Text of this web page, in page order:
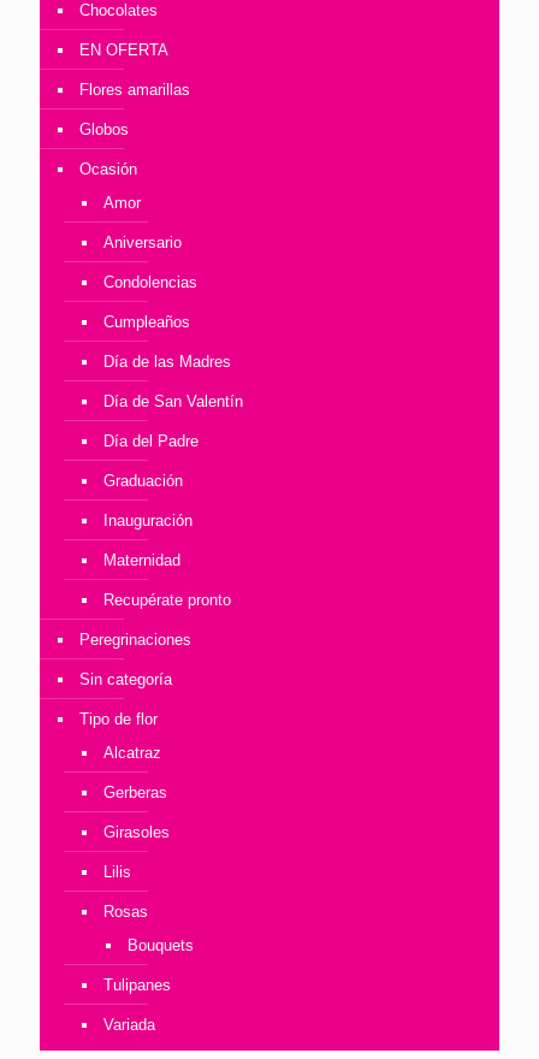
Chocolates
EN OFERTA
Flores amarillas
Globos
Ocasión
Amor
Aniversario
Condolencias
Cumpleaños
Día de las Madres
Día de San Valentín
Día del Padre
Graduación
Inauguración
Maternidad
Recupérate pronto
Peregrinaciones
Sin categoría
Tipo de flor
Alcatraz
Gerberas
Girasoles
Lilis
Rosas
Bouquets
Tulipanes
Variada